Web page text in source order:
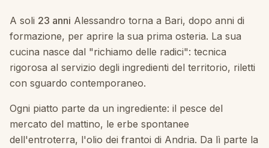
A soli 23 anni Alessandro torna a Bari, dopo anni di
formazione, per aprire la sua prima osteria. La sua
cucina nasce dal "richiamo delle radici": tecnica
rigorosa al servizio degli ingredienti del territorio, riletti
con sguardo contemporaneo.
Ogni piatto parte da un ingrediente: il pesce del
mercato del mattino, le erbe spontanee
dell'entroterra, l'olio dei frantoi di Andria. Da lì parte la